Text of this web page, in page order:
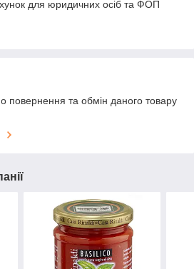
для юридичних осіб та ФОП
повернення та обмін даного товару